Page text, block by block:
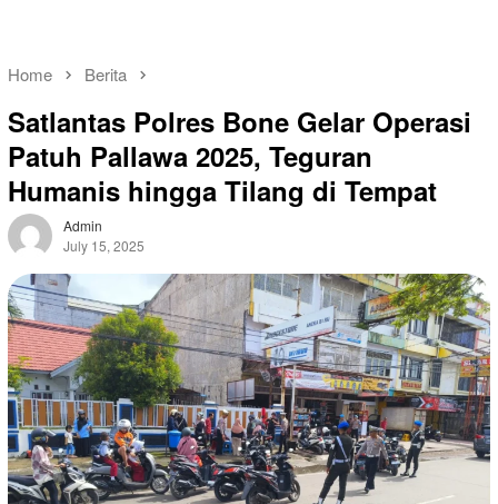
Home Berita
Satlantas Polres Bone Gelar Operasi
Patuh Pallawa 2025, Teguran
Humanis hingga Tilang di Tempat
Admin
July 15, 2025